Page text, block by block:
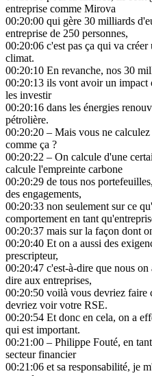
entreprise comme Mirova
00:20:00 qui gère 30 milliards
entreprise de 250 personnes,
00:20:06 c'est pas ça qui va
climat.
00:20:10 En revanche, nos 30
00:20:13 ils vont avoir un impact
les investir
00:20:16 dans les énergies
pétrolière.
00:20:20 – Mais vous ne
comme ça ?
00:20:22 – On calcule d'une
calcule l'empreinte carbone
00:20:29 de tous nos
des engagements,
00:20:33 non seulement sur ce
comportement en tant
00:20:37 mais sur la façon dont
00:20:40 Et on a aussi des
prescripteur,
00:20:47 c'est-à-dire que nous on
dire aux entreprises,
00:20:50 voilà vous devriez faire
devriez voir votre RSE.
00:20:54 Et donc en cela, on a
qui est important.
00:21:00 – Philippe Fouté, en
secteur financier
00:21:06 et sa responsabilité, je